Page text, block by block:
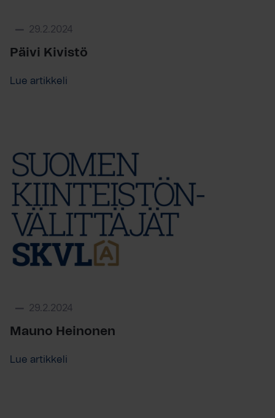
29.2.2024
Päivi Kivistö
Lue artikkeli
29.2.2024
Mauno Heinonen
Lue artikkeli